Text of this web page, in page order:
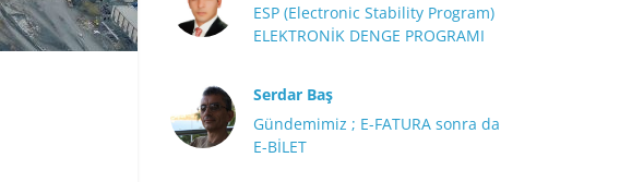
ESP (Electronic Stability Program)
ELEKTRONİK DENGE PROGRAMI
Serdar Baş
Gündemimiz ; E-FATURA sonra da
E-BİLET